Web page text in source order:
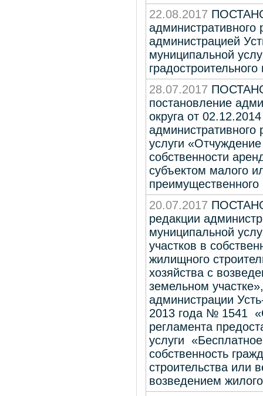
22.08.2017
административного
администрацией
муниципальной
28.07.2017
постановление
округа от
административного
услуги
собственности
субъектом малого
20.07.2017
редакции
муниципальной
участков в
жилищного
хозяйства с
земельном
администрации
2013 года № 1541
регламента
услуги
собственность
строительства или
возведением